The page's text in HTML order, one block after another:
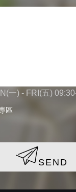
一) - FRI(五)
區
SEND